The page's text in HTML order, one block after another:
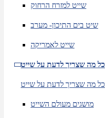
שייט למזרח הרחוק
שיט בים התיכון- מערב
שייט לאמריקה
כל מה שצריך לדעת על שייט
כל מה שצריך לדעת על שייט
מושגים מעולם השייט